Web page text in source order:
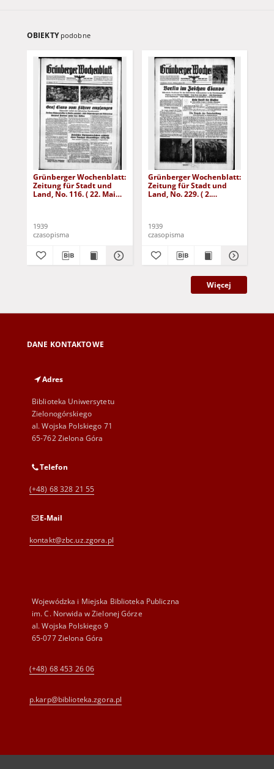
OBIEKTY podobne
Grünberger Wochenblatt:
Zeitung für Stadt und
Land, No. 116. ( 22. Mai
1939
czasopisma
Grünberger Wochenblatt:
Zeitung für Stadt und
Land, No. 229. ( 2.
1939
czasopisma
Więcej
DANE KONTAKTOWE
Adres
Biblioteka Uniwersytetu
Zielonogórskiego
al. Wojska Polskiego 71
65-762 Zielona Góra
Telefon
(+48) 68 328 21 55
E-Mail
kontakt@zbc.uz.zgora.pl
Wojewódzka i Miejska Biblioteka Publiczna
im. C. Norwida w Zielonej Górze
al. Wojska Polskiego 9
65-077 Zielona Góra
(+48) 68 453 26 06
p.karp@biblioteka.zgora.pl